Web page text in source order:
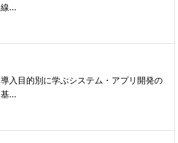
線...
導入目的別に学ぶシステム・アプリ開発の
基...